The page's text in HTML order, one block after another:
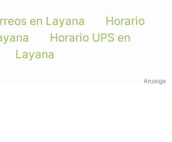
en Layana
Horario
Horario UPS en
Layana
Anzeige